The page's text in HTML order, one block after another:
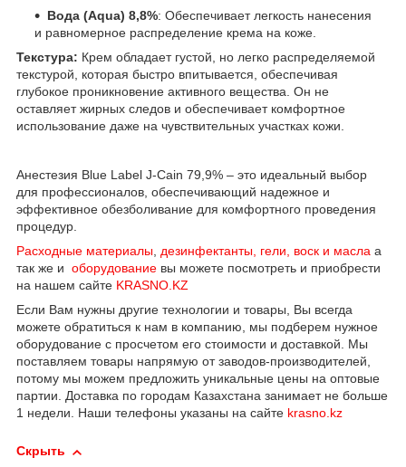
Вода (Aqua) 8,8%: Обеспечивает легкость нанесения
и равномерное распределение крема на коже.
Текстура: Крем обладает густой, но легко распределяемой
текстурой, которая быстро впитывается, обеспечивая
глубокое проникновение активного вещества. Он не
оставляет жирных следов и обеспечивает комфортное
использование даже на чувствительных участках кожи.
Анестезия Blue Label J-Cain 79,9% – это идеальный выбор
для профессионалов, обеспечивающий надежное и
эффективное обезболивание для комфортного проведения
процедур.
Расходные материалы, дезинфектанты, гели, воск и масла а
так же и оборудование вы можете посмотреть и приобрести
на нашем сайте KRASNO.KZ
Если Вам нужны другие технологии и товары, Вы всегда
можете обратиться к нам в компанию, мы подберем нужное
оборудование с просчетом его стоимости и доставкой. Мы
поставляем товары напрямую от заводов-производителей,
потому мы можем предложить уникальные цены на оптовые
партии. Доставка по городам Казахстана занимает не больше
1 недели. Наши телефоны указаны на сайте krasno.kz
Скрыть